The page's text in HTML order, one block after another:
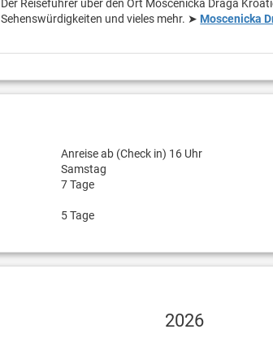
Der Reiseführer über den Ort Moscenicka Draga
Sehenswürdigkeiten und vieles mehr. ➤ Moscenicka
Anreise ab (Check in) 16 Uhr
Samstag
7 Tage
5 Tage
2026